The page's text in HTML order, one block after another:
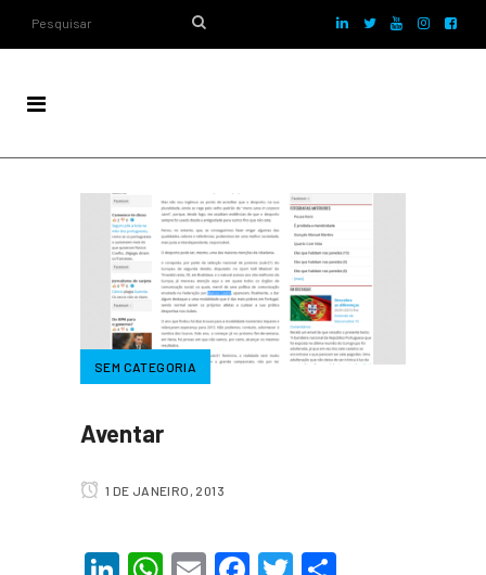
SEM CATEGORIA
Aventar
1 DE JANEIRO, 2013